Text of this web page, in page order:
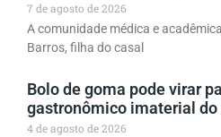
7 de agosto de 2026
A comunidade médica e
Barros, filha do casal
Bolo de goma pode virar
gastronômico imaterial
4 de agosto de 2026